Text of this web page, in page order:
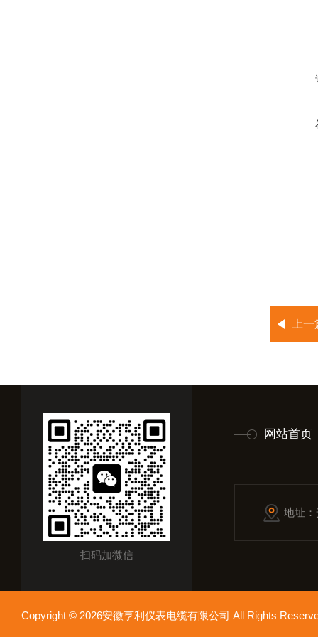
上
扫码加微信
网站首页
地址
Copyright © 2026安徽亨利仪表电缆有限公司 All Rights